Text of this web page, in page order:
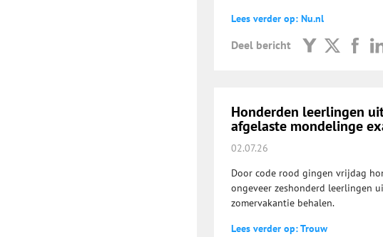
Lees verder op: Nu.nl
Deel bericht
Honderden leerlingen
afgelaste mondelinge
02.07.26
Door code rood gingen vrijdag
ongeveer zeshonderd leerlingen
zomervakantie behalen.
Lees verder op: Trouw